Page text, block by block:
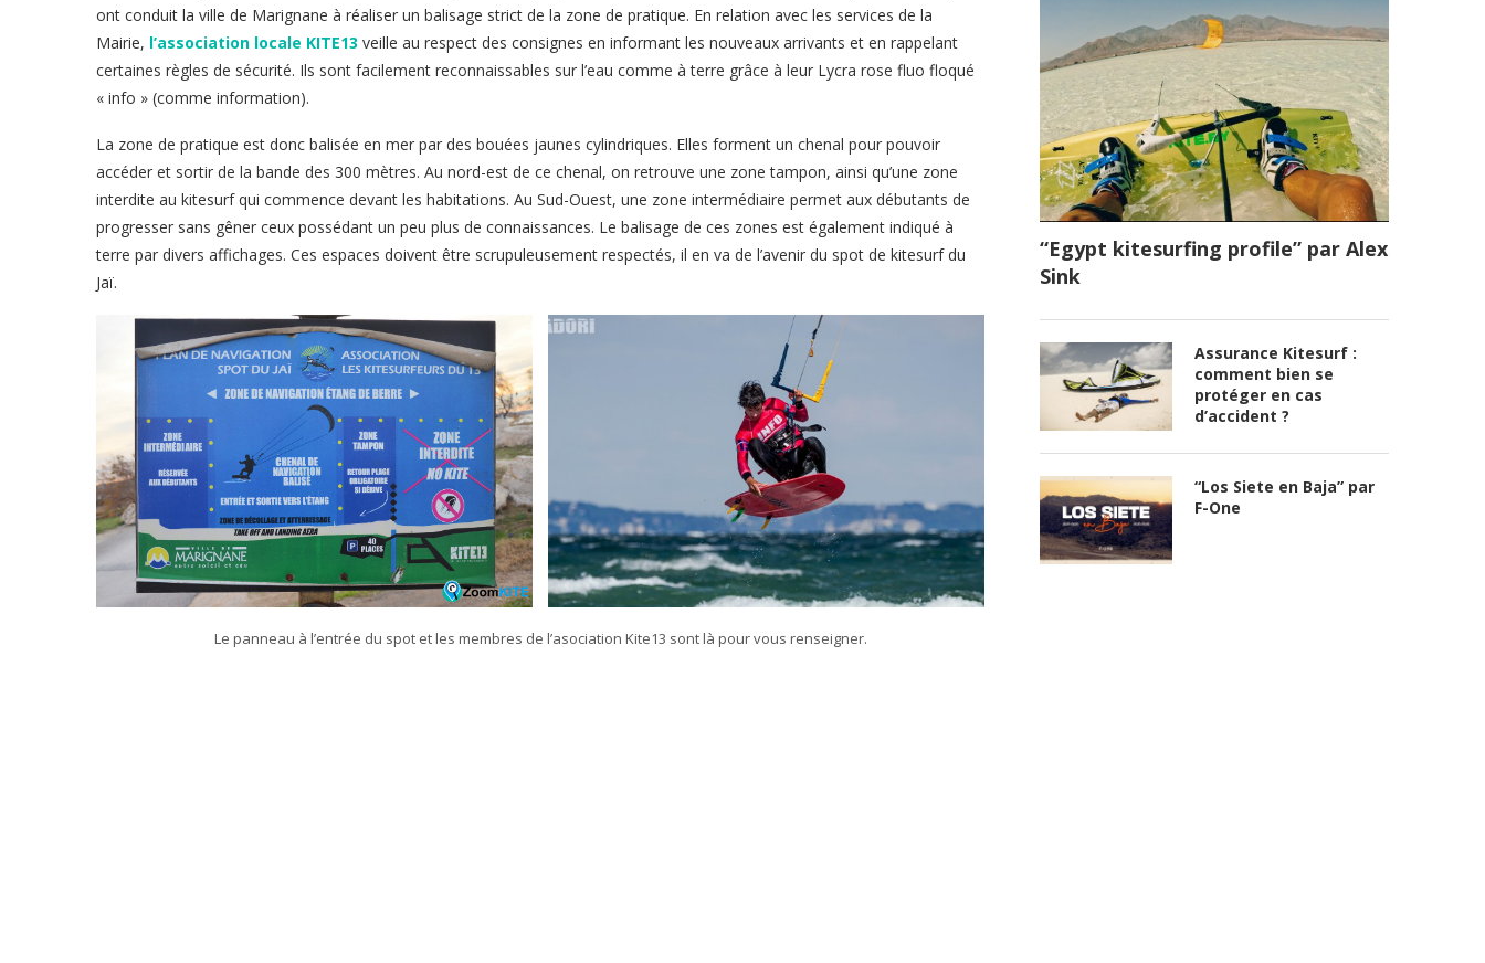
ont conduit la ville de Marignane à réaliser un balisage strict de la zone de pratique. En relation avec les services de la
Mairie, l’association locale KITE13 veille au respect des consignes en informant les nouveaux arrivants et en rappelant
certaines règles de sécurité. Ils sont facilement reconnaissables sur l’eau comme à terre grâce à leur Lycra rose fluo floqué
« info » (comme information).
La zone de pratique est donc balisée en mer par des bouées jaunes cylindriques. Elles forment un chenal pour pouvoir
accéder et sortir de la bande des 300 mètres. Au nord-est de ce chenal, on retrouve une zone tampon, ainsi qu’une zone
interdite au kitesurf qui commence devant les habitations. Au Sud-Ouest, une zone intermédiaire permet aux débutants de
progresser sans gêner ceux possédant un peu plus de connaissances. Le balisage de ces zones est également indiqué à
terre par divers affichages. Ces espaces doivent être scrupuleusement respectés, il en va de l’avenir du spot de kitesurf du
Jaï.
Le panneau à l’entrée du spot et les membres de l’asociation Kite13 sont là pour vous renseigner.
“Egypt kitesurfing profile” par Alex
Sink
Assurance Kitesurf :
comment bien se
protéger en cas
d’accident ?
“Los Siete en Baja” par
F-One